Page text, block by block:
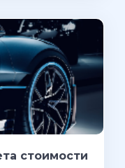
стоимости